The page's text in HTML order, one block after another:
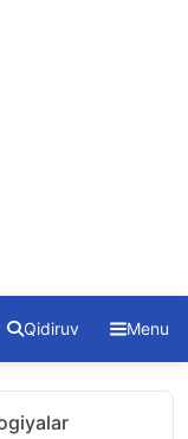
Qidiruv Menu